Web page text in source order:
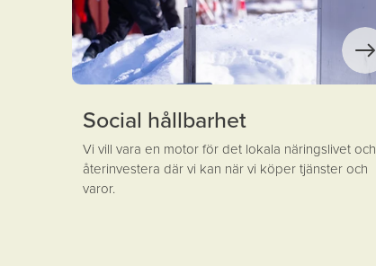
Social hållbarhet
Vi vill vara en motor för det lokala näringslivet och
återinvestera där vi kan när vi köper tjänster och
varor.